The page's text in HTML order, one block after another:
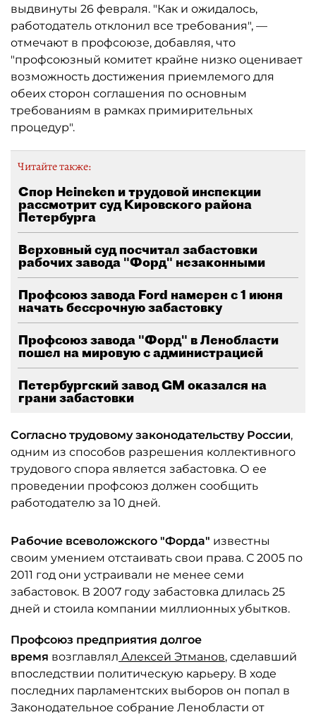
выдвинуты 26 февраля. "Как и ожидалось,
работодатель отклонил все требования", —
отмечают в профсоюзе, добавляя, что
"профсоюзный комитет крайне низко оценивает
возможность достижения приемлемого для
обеих сторон соглашения по основным
требованиям в рамках примирительных
процедур".
Читайте также:
Спор Heineken и трудовой инспекции
рассмотрит суд Кировского района
Петербурга
Верховный суд посчитал забастовки
рабочих завода "Форд" незаконными
Профсоюз завода Ford намерен с 1 июня
начать бессрочную забастовку
Профсоюз завода "Форд" в Ленобласти
пошел на мировую с администрацией
Петербургский завод GM оказался на
грани забастовки
Согласно трудовому законодательству России,
одним из способов разрешения коллективного
трудового спора является забастовка. О ее
проведении профсоюз должен сообщить
работодателю за 10 дней.
Рабочие всеволожского "Форда" известны
своим умением отстаивать свои права. С 2005 по
2011 год они устраивали не менее семи
забастовок. В 2007 году забастовка длилась 25
дней и стоила компании миллионных убытков.
Профсоюз предприятия долгое
время возглавлял Алексей Этманов, сделавший
впоследствии политическую карьеру. В ходе
последних парламентских выборов он попал в
Законодательное собрание Ленобласти от